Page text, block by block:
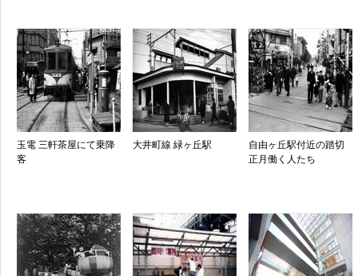
玉電 三軒茶屋にて乗降
客
大井町線 緑ヶ丘駅
自由ヶ丘駅付近の踏切
正月働く人たち